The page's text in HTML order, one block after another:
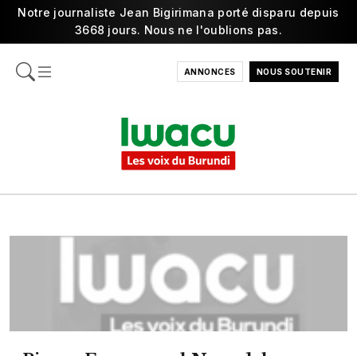
Notre journaliste Jean Bigirimana porté disparu depuis
3668 jours. Nous ne l'oublions pas.
ANNONCES NOUS SOUTENIR